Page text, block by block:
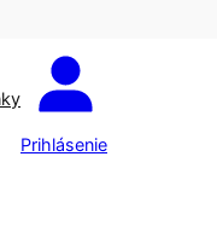
Prihlásenie